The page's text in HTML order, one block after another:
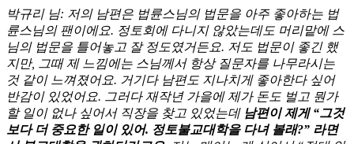
박규리 님: 저의 남편은 법륜스님의 법문을 아주 좋아하는 법
륜스님의 팬이에요. 정토회에 다니지 않았는데도 머리맡에 스
님의 법문을 틀어놓고 잘 정도였거든요. 저도 법문이 좋긴 했
지만, 그때 제 느낌에는 스님께서 항상 질문자를 나무라시는
것 같이 느껴졌어요. 거기다 남편도 지나치게 좋아한다 싶어
반감이 있었어요. 그러다 재작년 가을에 제가 돈도 벌고 뭔가
할 일이 없나 싶어서 직장을 찾고 있었는데 남편이 제게 “그것
보다 더 중요한 일이 있어. 정토불교대학을 다녀 볼래?” 라면